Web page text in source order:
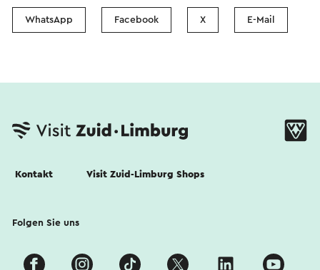
WhatsApp Facebook X E-Mail
Kontakt Visit Zuid-Limburg Shops
Folgen Sie uns